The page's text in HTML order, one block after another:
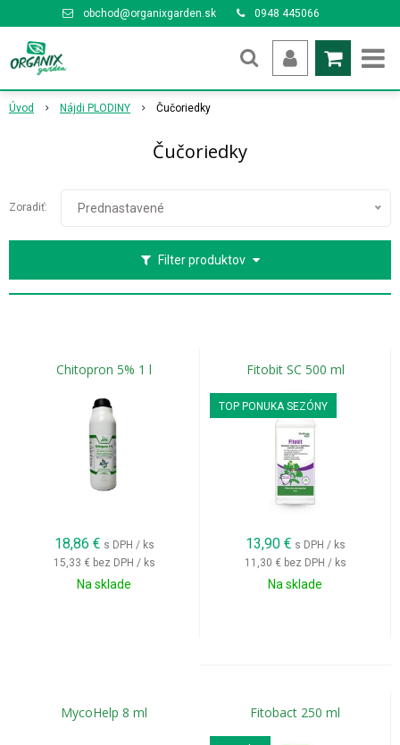
obchod@organixgarden.sk 0948 445066
Úvod Nájdi PLODINY Čučoriedky
Čučoriedky
Filter produktov
Zoradiť: Prednastavené
Chitopron 5% 1 l
18,86 € s DPH / ks
15,33 € bez DPH / ks
Na sklade
Fitobit SC 500 ml
TOP PONUKA SEZÓNY
13,90 € s DPH / ks
11,30 € bez DPH / ks
Na sklade
MycoHelp 8 ml Fitobact 250 ml